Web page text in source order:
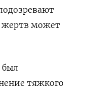
жертв может
был
тяжкого